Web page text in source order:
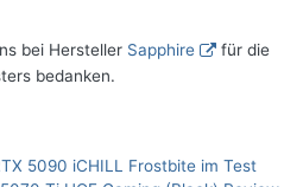
bei Hersteller Sapphire
für die
bedanken.
5090 iCHILL Frostbite im Test